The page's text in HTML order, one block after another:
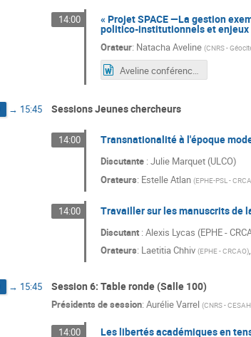
14:00 « Projet SPACE —La gestion
politico-institutionnels et enjeux
Orateur: Natacha Aveline (CNRS -
Aveline conférence SPACE.docx
→ 15:45 Sessions Jeunes chercheurs
14:00 Transnationalité à l'époque
Discutante: Julie Marquet (ULCO)
Orateurs: Estelle Atlan (EPHE-PSL -
14:00 Travailler sur les manuscrits de
Discutant: Alexis Lycas (EPHE -
Orateurs: Laetitia Chhiv (EPHE - CRCAO),
→ 15:45 Session 6: Table ronde (Salle 100)
Présidents de session: Aurélie Varrel (CNRS - CESAH
14:00 Les libertés académiques en